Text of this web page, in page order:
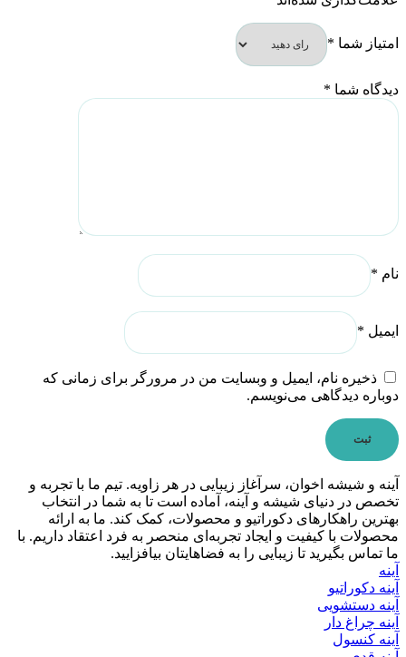
امتیاز شما *
دیدگاه شما *
نام *
ایمیل *
ذخیره نام، ایمیل و وبسایت من در مرورگر برای زمانی که
دوباره دیدگاهی می‌نویسم.
آینه و شیشه اخوان، سرآغاز زیبایی در هر زاویه. تیم ما با تجربه و
تخصص در دنیای شیشه و آینه، آماده است تا به شما در انتخاب
بهترین راهکارهای دکوراتیو و محصولات، کمک کند. ما به ارائه
محصولات با کیفیت و ایجاد تجربه‌ای منحصر به فرد اعتقاد داریم. با
ما تماس بگیرید تا زیبایی را به فضاهایتان بیافزایید.
آینه
آینه دکوراتیو
آینه دستشویی
آینه چراغ دار
آینه کنسول